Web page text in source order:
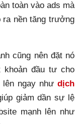
toàn vào ads mà
ra nền tăng trưởng
cũng nên đặt nó
khoản đầu tư cho
ngay như dịch
giảm dần sự lệ
mạnh lên như